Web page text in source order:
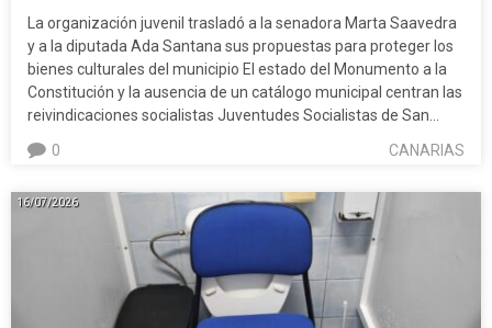
La organización juvenil trasladó a la senadora Marta Saavedra
y a la diputada Ada Santana sus propuestas para proteger los
bienes culturales del municipio El estado del Monumento a la
Constitución y la ausencia de un catálogo municipal centran las
reivindicaciones socialistas Juventudes Socialistas de San…
CANARIAS
0
16/07/2026